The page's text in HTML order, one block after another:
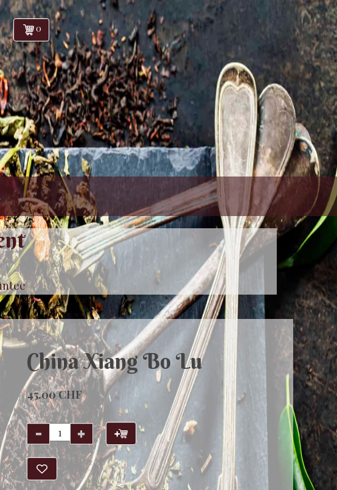
0
China Xiang Bo Lu
45.00 CHF